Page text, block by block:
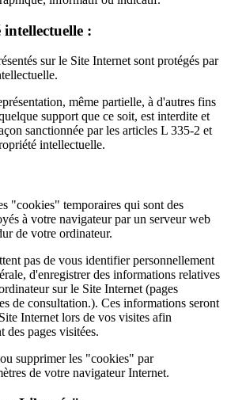
:
sur le Site Internet sont protégés par
même partielle, à d'autres fins
support que ce soit, est interdite et
sanctionnée par les articles L 335-2 et
intellectuelle.
"cookies" temporaires qui sont des
à votre navigateur par un serveur web
de votre ordinateur.
pas de vous identifier personnellement
d'enregistrer des informations relatives
sur le Site Internet (pages
de consultation.). Ces informations seront
Internet lors de vos visites afin
des pages visitées.
supprimer les "cookies" par
de votre navigateur Internet.